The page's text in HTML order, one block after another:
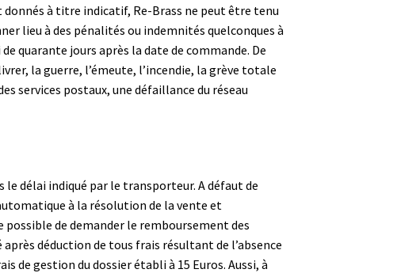
donnés à titre indicatif, Re-Brass ne peut être tenu
lieu à des pénalités ou indemnités quelconques à
quarante jours après la date de commande. De
la guerre, l’émeute, l’incendie, la grève totale
services postaux, une défaillance du réseau
le délai indiqué par le transporteur. A défaut de
à la résolution de la vente et
de demander le remboursement des
déduction de tous frais résultant de l’absence
de gestion du dossier établi à 15 Euros. Aussi, à